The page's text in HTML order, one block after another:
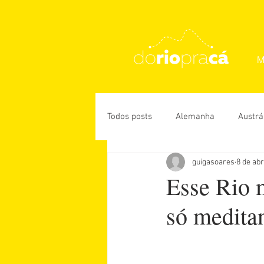
Todos posts Alemanha
Rio de Janeiro USA
Daniela Paiva Guiga Soares
Esse Rio
só
guigasoares 8 de